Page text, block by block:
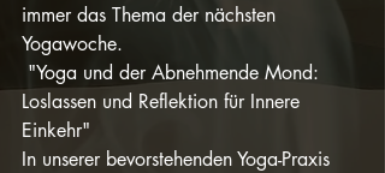
immer das Thema der nächsten
Yogawoche.
Loslassen und Reflektion für Innere
Einkehr"
In unserer bevorstehenden Yoga-Praxis